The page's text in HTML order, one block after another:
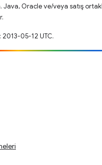
Java, Oracle ve/veya satış
05-12 UTC.